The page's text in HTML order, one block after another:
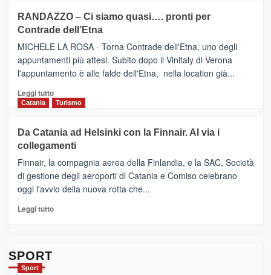
IL
NUOVO
SUMMER
CLUB
VIAGRANDE
(Ct)
–
Benanti
presenta
“Vino
&
Cultura
tappe
dell’enoturismo
RANDAZZO – Ci siamo quasi…. pronti per
Contrade dell’Etna
MICHELE LA ROSA - Torna Contrade dell'Etna, uno degli
appuntamenti più attesi. Subito dopo il Vinitaly di Verona
l'appuntamento è alle falde dell'Etna, nella location già...
Leggi tuttoLeggi
di
RANDAZZO
–
Ci
siamo
quasi….
pronti
per
Catania Turismo
Da Catania ad Helsinki con la Finnair. Al via i
collegamenti
Finnair, la compagnia aerea della Finlandia, e la SAC, Società
di gestione degli aeroporti di Catania e Comiso celebrano
oggi l'avvio della nuova rotta che...
Leggi tuttoLeggi
SPORT
Sport